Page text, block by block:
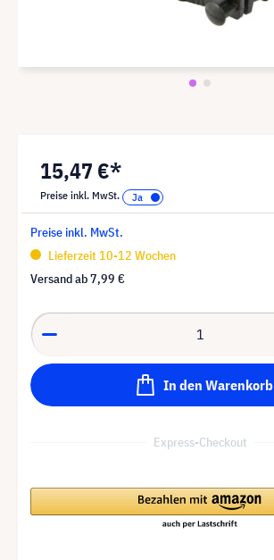
15,47 €*
Preise inkl. MwSt.
Preise inkl. MwSt.
Lieferzeit 10-12 Wochen
Versand ab7,99 €
In den Warenkorb
Express-Checkout